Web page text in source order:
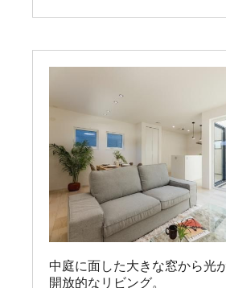
中庭に面した大きな窓から光
開放的なリビング。